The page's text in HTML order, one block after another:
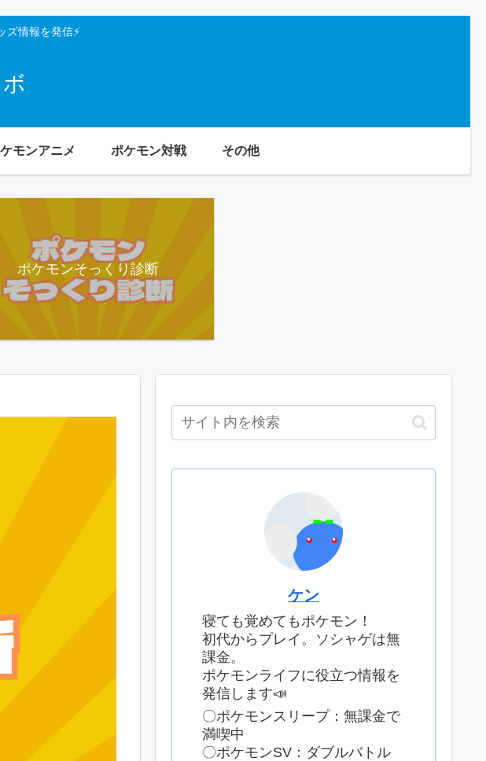
ズ情報を発信⚡
モンアニメ ポケモン対戦 その他
ポケモンそっくり診断
ケン
寝ても覚めてもポケモン！
初代からプレイ。ソシャゲは無
課金。
ポケモンライフに役立つ情報を
発信します📣
〇ポケモンスリープ：無課金で
満喫中
〇ポケモンSV：ダブルバトル